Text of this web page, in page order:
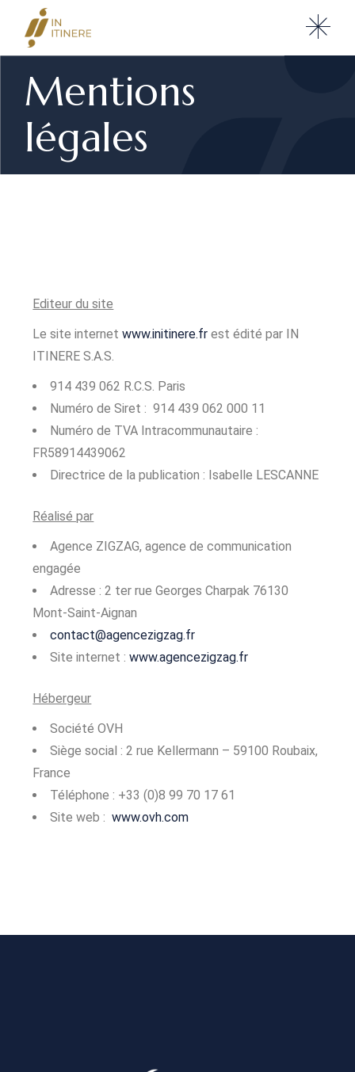
Mentions
légales
Editeur du site
Le site internetwww.initinere.fr est édité par IN
ITINERE S.A.S.
914 439 062 R.C.S. Paris
Numéro de Siret : 914 439 062 000 11
Numéro de TVA Intracommunautaire :
FR58914439062
Directrice de la publication : Isabelle LESCANNE
Réalisé par
Agence ZIGZAG, agence de communication
engagée
Adresse : 2 ter rue Georges Charpak 76130
Mont-Saint-Aignan
contact@agencezigzag.fr
Site internet :www.agencezigzag.fr
Hébergeur
Société OVH
Siège social : 2 rue Kellermann – 59100 Roubaix,
France
Téléphone : +33 (0)8 99 70 17 61
Site web :www.ovh.com